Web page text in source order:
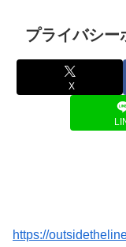
プライバシー
X
https://